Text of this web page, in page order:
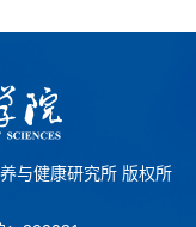
与健康研究所 版权所